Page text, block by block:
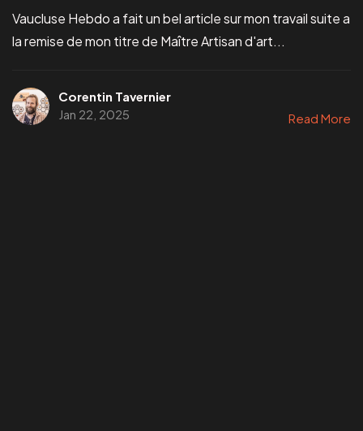
Vaucluse Hebdo a fait un bel article sur mon travail suite a
la remise de mon titre de Maître Artisan d'art...
Corentin Tavernier
Jan 22, 2025
Read More